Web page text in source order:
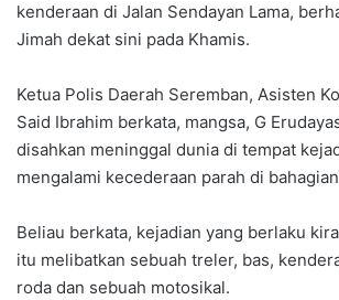
kenderaan di Jalan Sendayan Lama,
Jimah dekat sini pada Khamis.
Ketua Polis Daerah Seremban, Asisten
Said Ibrahim berkata, mangsa, G
disahkan meninggal dunia di tempat
mengalami kecederaan parah di
Beliau berkata, kejadian yang berlaku
itu melibatkan sebuah treler, bas,
roda dan sebuah motosikal.